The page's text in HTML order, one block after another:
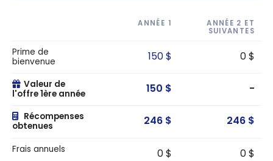
ANNÉE 1
ANNÉE 2 ET
SUIVANTES
Prime de
bienvenue
150 $ 0 $
Valeur de
l'offre 1ère année
150 $ -
Récompenses
obtenues
246 $ 246 $
Frais annuels 0 $ 0 $